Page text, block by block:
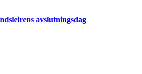
avslutningsdag